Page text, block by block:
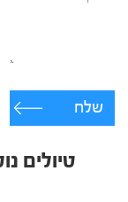
שלח
טיולים